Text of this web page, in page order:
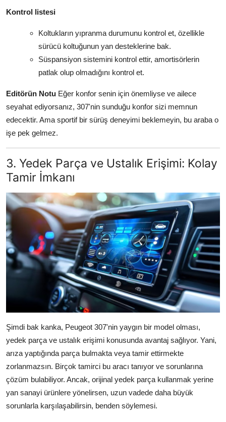
Kontrol listesi
Koltukların yıpranma durumunu kontrol et, özellikle
sürücü koltuğunun yan desteklerine bak.
Süspansiyon sistemini kontrol ettir, amortisörlerin
patlak olup olmadığını kontrol et.
Editörün Notu Eğer konfor senin için önemliyse ve ailece
seyahat ediyorsanız, 307'nin sunduğu konfor sizi memnun
edecektir. Ama sportif bir sürüş deneyimi beklemeyin, bu araba o
işe pek gelmez.
3. Yedek Parça ve Ustalık Erişimi: Kolay
Tamir İmkanı
Şimdi bak kanka, Peugeot 307'nin yaygın bir model olması,
yedek parça ve ustalık erişimi konusunda avantaj sağlıyor. Yani,
arıza yaptığında parça bulmakta veya tamir ettirmekte
zorlanmazsın. Birçok tamirci bu aracı tanıyor ve sorunlarına
çözüm bulabiliyor. Ancak, orijinal yedek parça kullanmak yerine
yan sanayi ürünlere yönelirsen, uzun vadede daha büyük
sorunlarla karşılaşabilirsin, benden söylemesi.